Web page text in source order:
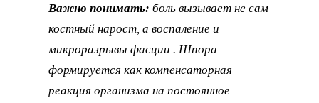
Важно понимать: боль вызывает не сам
костный нарост, а воспаление и
микроразрывы фасции . Шпора
формируется как компенсаторная
реакция организма на постоянное